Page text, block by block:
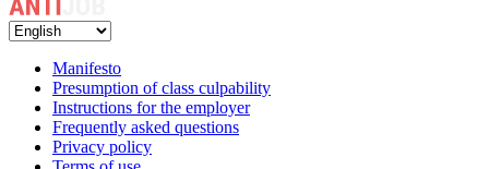
Manifesto
Presumption of class culpability
Instructions for the employer
Frequently asked questions
Privacy policy